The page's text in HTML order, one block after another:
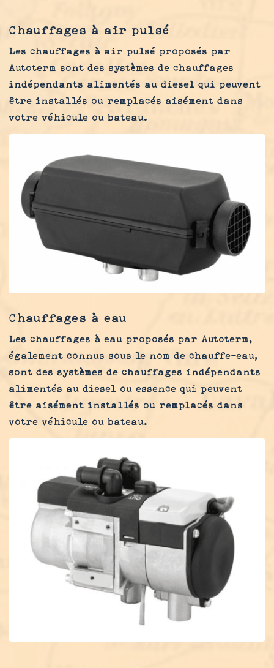
Chauffages à air pulsé
Les chauffages à air pulsé proposés par
Autoterm sont des systèmes de chauffages
indépendants alimentés au diesel qui peuvent
être installés ou remplacés aisément dans
votre véhicule ou bateau.
Chauffages à eau
Les chauffages à eau proposés par Autoterm,
également connus sous le nom de chauffe-eau,
sont des systèmes de chauffages indépendants
alimentés au diesel ou essence qui peuvent
être aisément installés ou remplacés dans
votre véhicule ou bateau.